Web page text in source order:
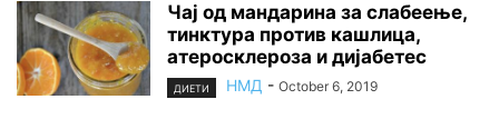
Чај од мандарина за слабеење,
тинктура против кашлица,
атеросклероза и дијабетес
ДИЕТИ НМД - October 6, 2019